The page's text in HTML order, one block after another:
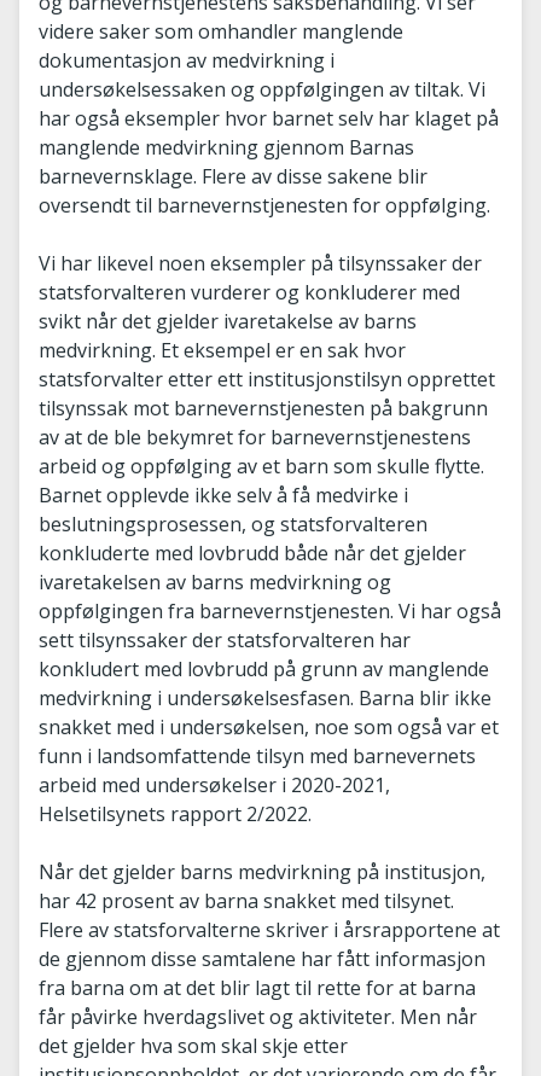
videre saker som omhandler manglende
dokumentasjon av medvirkning i
undersøkelsessaken og oppfølgingen av tiltak. Vi
har også eksempler hvor barnet selv har klaget på
manglende medvirkning gjennom Barnas
barnevernsklage. Flere av disse sakene blir
oversendt til barnevernstjenesten for oppfølging.
Vi har likevel noen eksempler på tilsynssaker der
statsforvalteren vurderer og konkluderer med
svikt når det gjelder ivaretakelse av barns
medvirkning. Et eksempel er en sak hvor
statsforvalter etter ett institusjonstilsyn opprettet
tilsynssak mot barnevernstjenesten på bakgrunn
av at de ble bekymret for barnevernstjenestens
arbeid og oppfølging av et barn som skulle flytte.
Barnet opplevde ikke selv å få medvirke i
beslutningsprosessen, og statsforvalteren
konkluderte med lovbrudd både når det gjelder
ivaretakelsen av barns medvirkning og
oppfølgingen fra barnevernstjenesten. Vi har også
sett tilsynssaker der statsforvalteren har
konkludert med lovbrudd på grunn av manglende
medvirkning i undersøkelsesfasen. Barna blir ikke
snakket med i undersøkelsen, noe som også var et
funn i landsomfattende tilsyn med barnevernets
arbeid med undersøkelser i 2020-2021,
Helsetilsynets rapport 2/2022.
Når det gjelder barns medvirkning på institusjon,
har 42 prosent av barna snakket med tilsynet.
Flere av statsforvalterne skriver i årsrapportene at
de gjennom disse samtalene har fått informasjon
fra barna om at det blir lagt til rette for at barna
får påvirke hverdagslivet og aktiviteter. Men når
det gjelder hva som skal skje etter